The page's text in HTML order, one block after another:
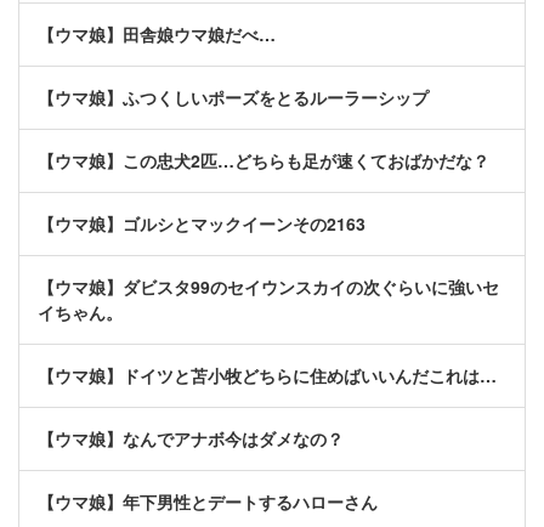
【ウマ娘】田舎娘ウマ娘だべ…
【ウマ娘】ふつくしいポーズをとるルーラーシップ
【ウマ娘】この忠犬2匹…どちらも足が速くておばかだな？
【ウマ娘】ゴルシとマックイーンその2163
【ウマ娘】ダビスタ99のセイウンスカイの次ぐらいに強いセ
イちゃん。
【ウマ娘】ドイツと苫小牧どちらに住めばいいんだこれは…
【ウマ娘】なんでアナボ今はダメなの？
【ウマ娘】年下男性とデートするハローさん